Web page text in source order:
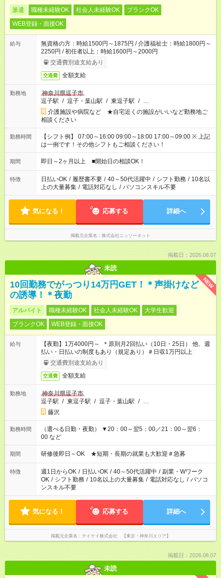
派遣 職種未経験OK 社会人未経験OK
ブランクOK
WEB登録・面接OK
給与
無資格の方：時給1500円～1875円 / 介護福祉士：時給1800円～
2250円 / 初任者以上：時給1600円～2000円
交通費別途支給あり
交通費 全額支給
勤務地
神奈川県逗子市
逗子駅 / 逗子・葉山駅 / 東逗子駅 / …
介護施設や病院など ★自宅近くの施設がいいなど勤務地ご
相談ください
勤務時間
【シフト例】 07:00～16:00 09:00～18:00 17:00～09:00 ※ 上記
は一例です！その他シフトもご相談ください！
期間 即日～2ヶ月以上 ■開始日の相談OK！
特徴 日払いOK / 履歴書不要 / 40～50代活躍中 / シフト勤務 / 10名以
上の大量募集 / 電話対応なし / パソコンスキル不要
気になる！ 応募する 詳細へ
掲載元企業名 株式会社ニッソーネット
掲載日：2026.08.07
未読
NEW
10回勤務でがっつり14万円GET！＊声掛けなど
の誘導！＊夜勤
アルバイト 職種未経験OK 社会人未経験OK
大学生歓迎
ブランクOK
WEB登録・面接OK
給与
【夜勤】1万4000円～ ＊原則月2回払い（10日・25日） 他、週
払い・日払いの制度もあり（規定あり）＃日収1万円以上
交通費別途支給あり
交通費 全額支給
勤務地
神奈川県逗子市
逗子駅 / 東逗子駅 / 逗子・葉山駅 / …
藤沢
勤務時間
（選べる日勤・夜勤） ▼20：00～翌5：00／21：00～翌6：
00 など
期間 研修後即日～OK ★短期・長期の就業も大歓迎＃急募
特徴 週1日からOK / 日払いOK / 40～50代活躍中 / 副業・Wワーク
OK / シフト勤務 / 10名以上の大量募集 / 電話対応なし / パソコ
ンスキル不要
気になる！ 応募する 詳細へ
掲載元企業名 テイケイ株式会社 【東京・神奈川エリア】
掲載日：2026.08.07
未読